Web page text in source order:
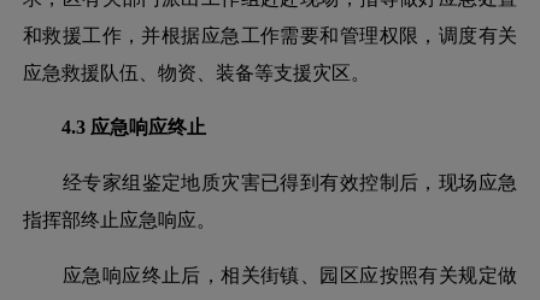
和救援工作，并根据应急工作需要和管理权限，调度有关
应急救援队伍、物资、装备等支援灾区。
4.3 应急响应终止
经专家组鉴定地质灾害已得到有效控制后，现场应急
指挥部终止应急响应。
应急响应终止后，相关街镇、园区应按照有关规定做